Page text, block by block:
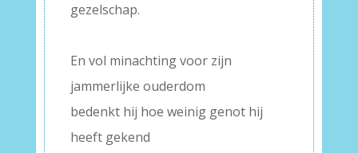
gezelschap.
En vol minachting voor zijn
jammerlijke ouderdom
bedenkt hij hoe weinig genot hij
heeft gekend